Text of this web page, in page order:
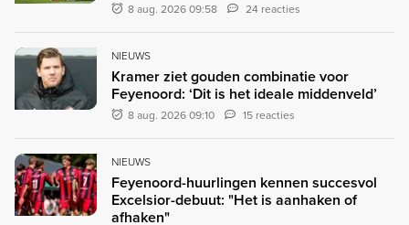
8 aug. 2026 09:58 24 reacties
NIEUWS
Kramer ziet gouden combinatie voor
Feyenoord: ‘Dit is het ideale middenveld’
8 aug. 2026 09:10 15 reacties
NIEUWS
Feyenoord-huurlingen kennen succesvol
Excelsior-debuut: "Het is aanhaken of
afhaken"